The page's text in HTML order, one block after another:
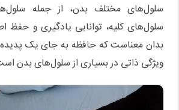
سلول‌های مختلف بدن، از جمله
سلول‌های کلیه، توانایی یادگیری و حفظ
بدان معناست که حافظه به جای یک
ویژگی ذاتی در بسیاری از سلول‌های بدن